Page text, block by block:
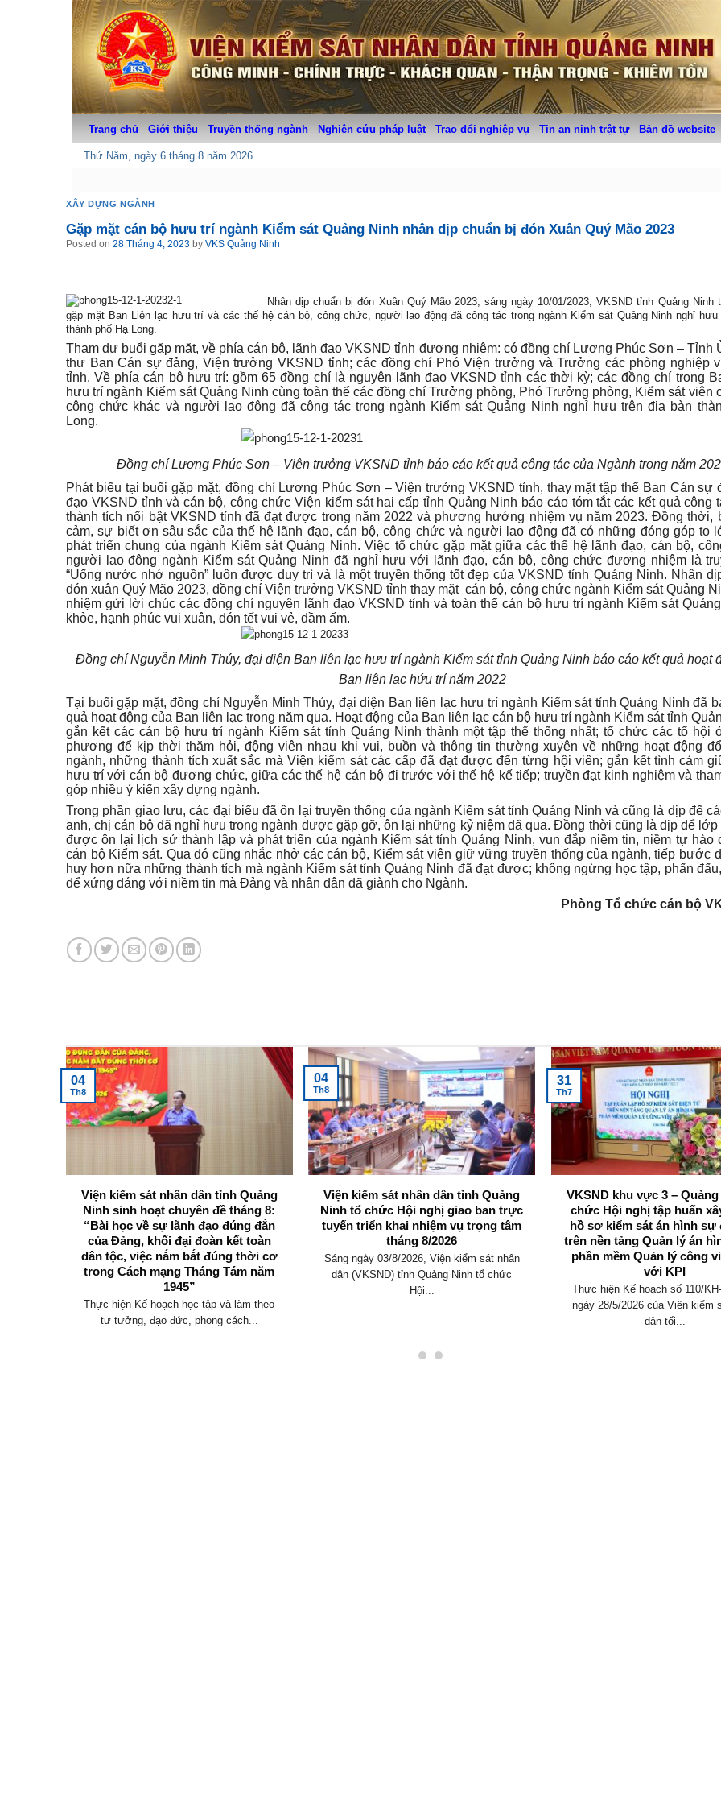
Trang chủ Giới thiệu Truyền thống ngành Nghiên cứu pháp luật Trao đổi nghiệp vụ Tin an ninh trật tự Bản đồ website
Thứ Năm, ngày 6 tháng 8 năm 2026
XÂY DỰNG NGÀNH
Gặp mặt cán bộ hưu trí ngành Kiểm sát Quảng Ninh nhân dịp chuẩn bị đón Xuân Quý Mão 2023
Posted on 28 Tháng 4, 2023 by VKS Quảng Ninh
Nhân dịp chuẩn bị đón Xuân Quý Mão 2023, sáng ngày 10/01/2023, VKSND tỉnh Quảng Ninh
gặp mặt Ban Liên lạc hưu trí và các thế hệ cán bộ, công chức, người lao động đã công tác trong ngành Kiểm sát Quảng Ninh nghỉ hưu
thành phố Hạ Long.
Tham dự buổi gặp mặt, về phía cán bộ, lãnh đạo VKSND tỉnh đương nhiệm: có đồng chí Lương Phúc Sơn – Tỉnh
thư Ban Cán sự đảng, Viện trưởng VKSND tỉnh; các đồng chí Phó Viện trưởng và Trưởng các phòng nghiệp
tỉnh. Về phía cán bộ hưu trí: gồm 65 đồng chí là nguyên lãnh đạo VKSND tỉnh các thời kỳ; các đồng chí trong
hưu trí ngành Kiểm sát Quảng Ninh cùng toàn thể các đồng chí Trưởng phòng, Phó Trưởng phòng, Kiểm sát viên
công chức khác và người lao động đã công tác trong ngành Kiểm sát Quảng Ninh nghỉ hưu trên địa bàn
Long.
Đồng chí Lương Phúc Sơn – Viện trưởng VKSND tỉnh báo cáo kết quả công tác của Ngành trong năm
Phát biểu tại buổi gặp mặt, đồng chí Lương Phúc Sơn – Viện trưởng VKSND tỉnh, thay mặt tập thể Ban Cán sự
đạo VKSND tỉnh và cán bộ, công chức Viện kiểm sát hai cấp tỉnh Quảng Ninh báo cáo tóm tắt các kết quả công
thành tích nổi bật VKSND tỉnh đã đạt được trong năm 2022 và phương hướng nhiệm vụ năm 2023. Đồng thời,
cảm, sự biết ơn sâu sắc của thế hệ lãnh đạo, cán bộ, công chức và người lao động đã có những đóng góp to
phát triển chung của ngành Kiểm sát Quảng Ninh. Việc tổ chức gặp mặt giữa các thế hệ lãnh đạo, cán bộ,
người lao đông ngành Kiểm sát Quảng Ninh đã nghỉ hưu với lãnh đạo, cán bộ, công chức đương nhiệm là
“Uống nước nhớ nguồn” luôn được duy trì và là một truyền thống tốt đẹp của VKSND tỉnh Quảng Ninh. Nhân
đón xuân Quý Mão 2023, đồng chí Viện trưởng VKSND tỉnh thay mặt cán bộ, công chức ngành Kiểm sát Quảng
nhiệm gửi lời chúc các đồng chí nguyên lãnh đạo VKSND tỉnh và toàn thể cán bộ hưu trí ngành Kiểm sát
khỏe, hạnh phúc vui xuân, đón tết vui vẻ, đầm ấm.
Đồng chí Nguyễn Minh Thúy, đại diện Ban liên lạc hưu trí ngành Kiểm sát tỉnh Quảng Ninh báo cáo kết quả hoạt
Ban liên lạc hứu trí năm 2022
Tại buổi gặp mặt, đồng chí Nguyễn Minh Thúy, đại diện Ban liên lạc hưu trí ngành Kiểm sát tỉnh Quảng Ninh đã
quả hoạt động của Ban liên lạc trong năm qua. Hoạt động của Ban liên lạc cán bộ hưu trí ngành Kiểm sát tỉnh
gắn kết các cán bộ hưu trí ngành Kiểm sát tỉnh Quảng Ninh thành một tập thể thống nhất; tổ chức các tổ hội
phương để kịp thời thăm hỏi, động viên nhau khi vui, buồn và thông tin thường xuyên về những hoạt động
ngành, những thành tích xuất sắc mà Viện kiểm sát các cấp đã đạt được đến từng hội viên; gắn kết tình cảm
hưu trí với cán bộ đương chức, giữa các thế hệ cán bộ đi trước với thế hệ kế tiếp; truyền đạt kinh nghiệm và
góp nhiều ý kiến xây dựng ngành.
Trong phần giao lưu, các đại biểu đã ôn lại truyền thống của ngành Kiểm sát tỉnh Quảng Ninh và cũng là dịp để
anh, chị cán bộ đã nghỉ hưu trong ngành được gặp gỡ, ôn lại những kỷ niệm đã qua. Đồng thời cũng là dịp để lớp
được ôn lại lịch sử thành lập và phát triển của ngành Kiểm sát tỉnh Quảng Ninh, vun đắp niềm tin, niềm tự hào
cán bộ Kiểm sát. Qua đó cũng nhắc nhở các cán bộ, Kiểm sát viên giữ vững truyền thống của ngành, tiếp bước
huy hơn nữa những thành tích mà ngành Kiểm sát tỉnh Quảng Ninh đã đạt được; không ngừng học tập, phấn
để xứng đáng với niềm tin mà Đảng và nhân dân đã giành cho Ngành.
Phòng Tổ chức cán bộ
Viện kiểm sát nhân dân tỉnh Quảng
Ninh sinh hoạt chuyên đề tháng 8:
“Bài học về sự lãnh đạo đúng đắn
của Đảng, khối đại đoàn kết toàn
dân tộc, việc nắm bắt đúng thời cơ
trong Cách mạng Tháng Tám năm
1945”
Thực hiện Kế hoạch học tập và làm theo
tư tưởng, đạo đức, phong cách...
04
Th8
Viện kiểm sát nhân dân tỉnh Quảng
Ninh tổ chức Hội nghị giao ban trực
tuyến triển khai nhiệm vụ trọng tâm
tháng 8/2026
Sáng ngày 03/8/2026, Viện kiểm sát nhân
dân (VKSND) tỉnh Quảng Ninh tổ chức
Hội...
04
Th8
VKSND khu vực 3 –
chức Hội nghị tập huấn
hồ sơ kiểm sát án hình sự
trên nền tảng Quản lý án
phần mềm Quản lý công
với KPI
Thực hiện Kế hoạch số 110/
ngày 28/5/2026 của Viện kiểm
dân tối...
31
Th7